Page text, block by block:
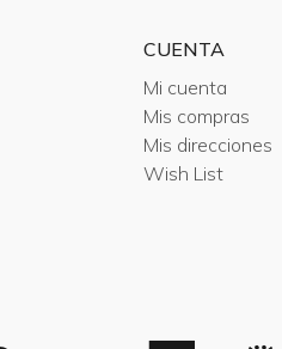
CUENTA
Mi cuenta
Mis compras
Mis direcciones
Wish List